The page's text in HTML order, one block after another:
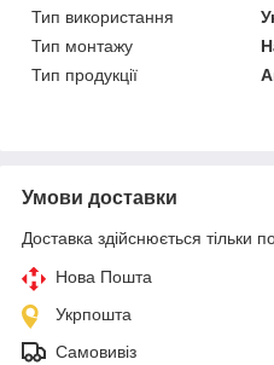
Тип використання
Тип монтажу
Тип продукції
Умови доставки
Доставка здійснюється тільки
Нова Пошта
Укрпошта
Самовивіз